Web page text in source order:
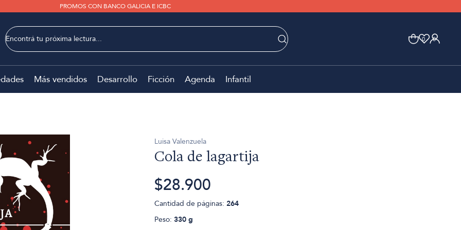
PROMOS CON BANCO GALICIA E ICBC
0 0
Más vendidos Desarrollo Ficción Agenda Infantil
Luisa Valenzuela
Cola de lagartija
$28.900
Cantidad de páginas: 264
Peso: 330 g